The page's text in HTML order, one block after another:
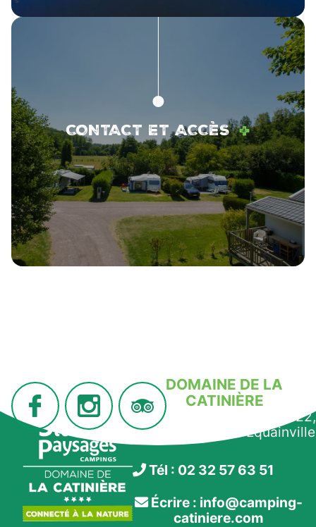
CONTACT ET ACCÈS+
DOMAINE DE LA
CATINIÈRE
910 route de la Morelle, D22,
27210 Fiquefleur-Équainville
Tél : 02 32 57 63 51
Écrire : info@camping-
catiniere.com